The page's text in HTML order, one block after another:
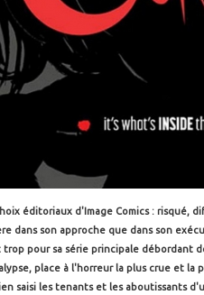
éditoriaux d'Image Comics : risqué,
dans son approche que dans son
pour sa série principale débordant
place à l'horreur la plus crue et la
saisi les tenants et les aboutissants